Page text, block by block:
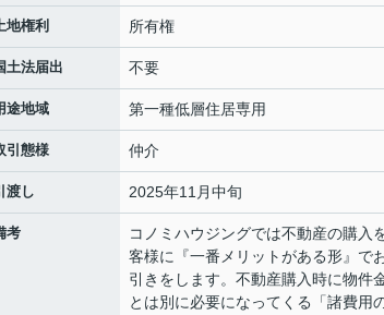
地権利 所有権
土法届出 不要
途地域 第一種低層住居専用
引態様 仲介
渡し 2025年11月中旬
考
コノミハウジングでは不動産の購入
客様に『一番メリットがある形』で
引きをします。不動産購入時に物件
とは別に必要になってくる「諸費用